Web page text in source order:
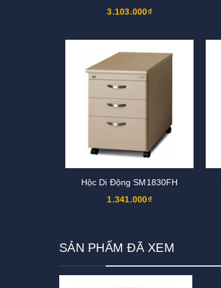
3.103.000₫
Hộc Di Động SM1830FH
1.341.000₫
SẢN PHẨM ĐÃ XEM